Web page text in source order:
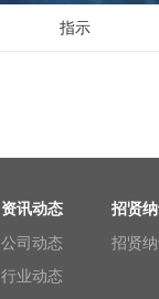
指示
资讯动态
公司动态
行业动态
招贤
招贤